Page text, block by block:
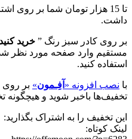
تا 15 هزار تومان شما بر
داشت.
بر روی کادر سبز رنگ ” خرید کنید
مستقیم وارد صفحه مورد نظر
استفاده کنید.
با نصب افزونه « آفِـمون» بر روی
تخفیف‌ها باخبر شوید و هیچگونه
این تخفیف را به اشتراک بگذارید:
لینک کوتاه: